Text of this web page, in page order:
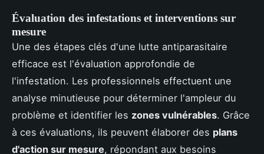
Évaluation des infestations et interventions sur
mesure
Une des étapes clés d'une lutte antiparasitaire
efficace est l'évaluation approfondie de
l'infestation. Les professionnels effectuent une
analyse minutieuse pour déterminer l'ampleur du
problème et identifier les zones vulnérables. Grâce
à ces évaluations, ils peuvent élaborer des plans
d'action sur mesure, répondant aux besoins